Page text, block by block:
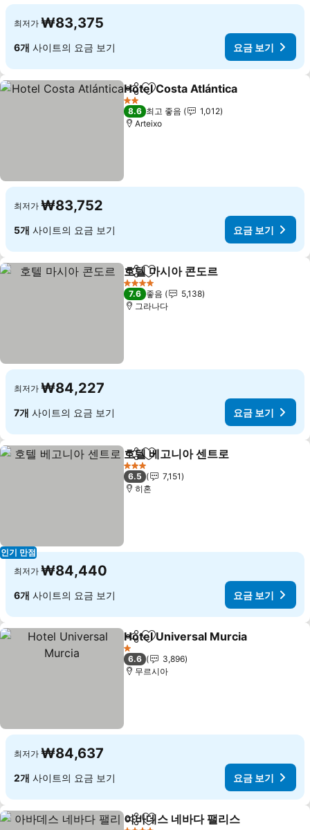
최저가 ₩83,375
6개 사이트의 요금 보기 요금 보기
공유 즐겨찾기에 추가
Hotel Costa Atlántica
2 성급
8.6 최고 좋음
1,012
Arteixo
최저가 ₩83,752
5개 사이트의 요금 보기 요금 보기
공유 즐겨찾기에 추가
호텔 마시아 콘도르
4 성급
7.6 좋음
5,138
그라나다
최저가 ₩84,227
7개 사이트의 요금 보기 요금 보기
인기 만점
공유 즐겨찾기에 추가
호텔 베고니아 센트로
3 성급
6.5
7,151
히혼
최저가 ₩84,440
6개 사이트의 요금 보기 요금 보기
공유 즐겨찾기에 추가
Hotel Universal Murcia
1 성급
6.6
3,896
무르시아
최저가 ₩84,637
2개 사이트의 요금 보기 요금 보기
공유 즐겨찾기에 추가
아바데스 네바다 팰리스